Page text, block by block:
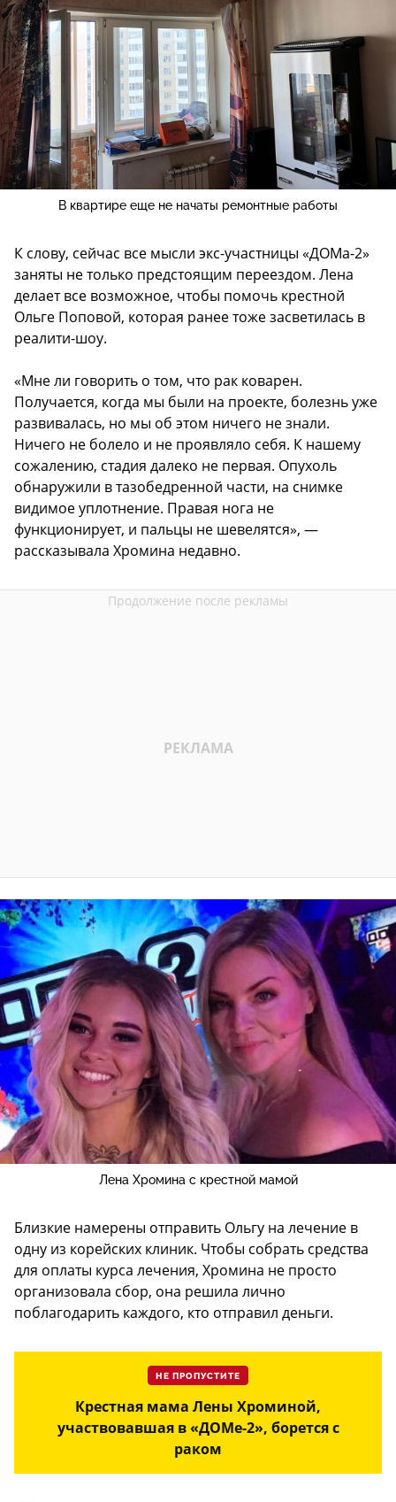
В квартире еще не начаты ремонтные работы
К слову, сейчас все мысли экс-участницы «ДОМа-2»
заняты не только предстоящим переездом. Лена
делает все возможное, чтобы помочь крестной
Ольге Поповой, которая ранее тоже засветилась в
реалити-шоу.
«Мне ли говорить о том, что рак коварен.
Получается, когда мы были на проекте, болезнь уже
развивалась, но мы об этом ничего не знали.
Ничего не болело и не проявляло себя. К нашему
сожалению, стадия далеко не первая. Опухоль
обнаружили в тазобедренной части, на снимке
видимое уплотнение. Правая нога не
функционирует, и пальцы не шевелятся», —
рассказывала Хромина недавно.
Лена Хромина с крестной мамой
Близкие намерены отправить Ольгу на лечение в
одну из корейских клиник. Чтобы собрать средства
для оплаты курса лечения, Хромина не просто
организовала сбор, она решила лично
поблагодарить каждого, кто отправил деньги.
НЕ ПРОПУСТИТЕ
Крестная мама Лены Хроминой,
участвовавшая в «ДОМе-2», борется с
раком